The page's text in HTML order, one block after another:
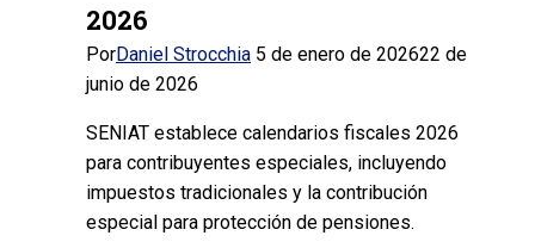
2026
PorDaniel Strocchia 5 de enero de 202622 de
junio de 2026
SENIAT establece calendarios fiscales 2026
para contribuyentes especiales, incluyendo
impuestos tradicionales y la contribución
especial para protección de pensiones.